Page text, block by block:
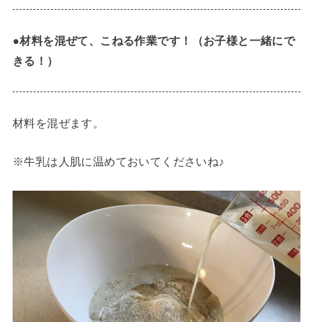
●材料を混ぜて、こねる作業です！（お子様と一緒にで
きる！）
材料を混ぜます。
※牛乳は人肌に温めておいてくださいね♪